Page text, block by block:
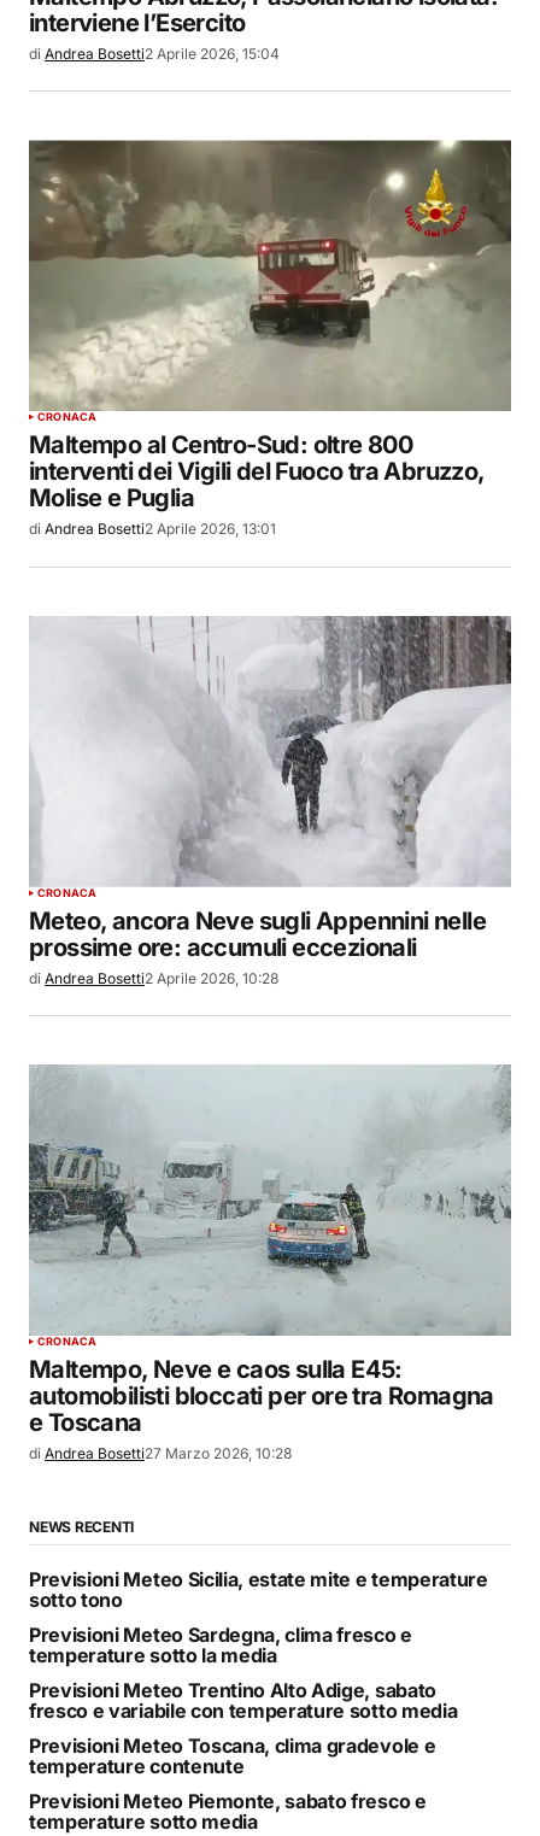
interviene l’Esercito
di Andrea Bosetti2 Aprile 2026, 15:04
CRONACA
Maltempo al Centro-Sud: oltre 800
interventi dei Vigili del Fuoco tra Abruzzo,
Molise e Puglia
di Andrea Bosetti2 Aprile 2026, 13:01
CRONACA
Meteo, ancora Neve sugli Appennini nelle
prossime ore: accumuli eccezionali
di Andrea Bosetti2 Aprile 2026, 10:28
CRONACA
Maltempo, Neve e caos sulla E45:
automobilisti bloccati per ore tra Romagna
e Toscana
di Andrea Bosetti27 Marzo 2026, 10:28
NEWS RECENTI
Previsioni Meteo Sicilia, estate mite e temperature
sotto tono
Previsioni Meteo Sardegna, clima fresco e
temperature sotto la media
Previsioni Meteo Trentino Alto Adige, sabato
fresco e variabile con temperature sotto media
Previsioni Meteo Toscana, clima gradevole e
temperature contenute
Previsioni Meteo Piemonte, sabato fresco e
temperature sotto media